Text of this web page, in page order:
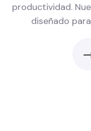
productividad.
diseñado